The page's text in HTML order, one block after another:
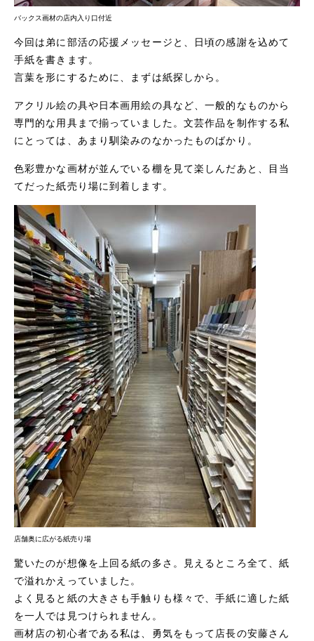
バックス画材の店内入り口付近
今回は弟に部活の応援メッセージと、日頃の感謝を込めて
手紙を書きます。
言葉を形にするために、まずは紙探しから。
アクリル絵の具や日本画用絵の具など、一般的なものから
専門的な用具まで揃っていました。文芸作品を制作する私
にとっては、あまり馴染みのなかったものばかり。
色彩豊かな画材が並んでいる棚を見て楽しんだあと、目当
てだった紙売り場に到着します。
店舗奥に広がる紙売り場
驚いたのが想像を上回る紙の多さ。見えるところ全て、紙
で溢れかえっていました。
よく見ると紙の大きさも手触りも様々で、手紙に適した紙
を一人では見つけられません。
画材店の初心者である私は、勇気をもって店長の安藤さん